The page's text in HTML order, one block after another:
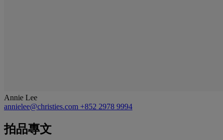
Annie Lee
annielee@christies.com +852 2978 9994
拍品專文